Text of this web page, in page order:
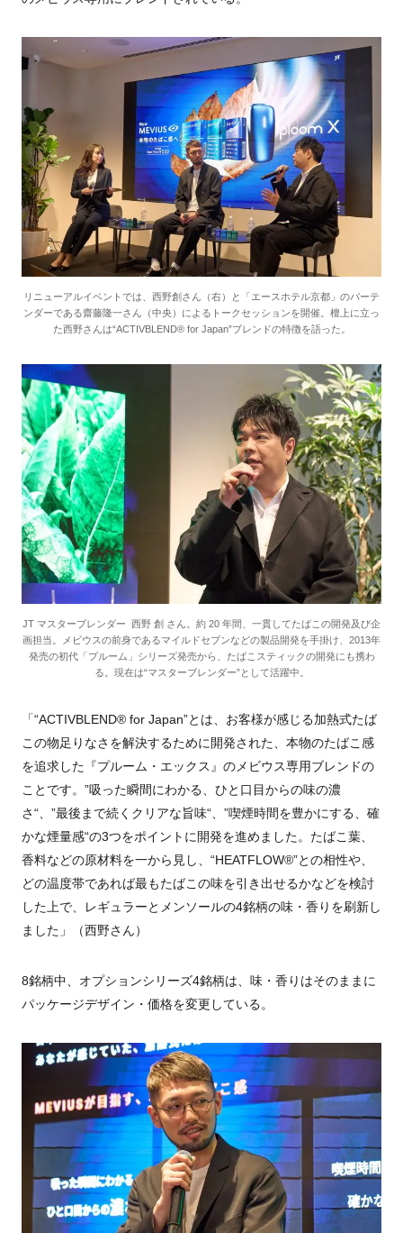
リニューアルイベントでは、西野創さん（右）と「エースホテル京都」のバーテ
ンダーである齋藤隆一さん（中央）によるトークセッションを開催。檀上に立っ
た西野さんは“ACTIVBLEND® for Japan”ブレンドの特徴を語った。
JT マスターブレンダー 西野 創 さん。約 20 年間、一貫してたばこの開発及び企
画担当。メビウスの前身であるマイルドセブンなどの製品開発を手掛け、2013年
発売の初代「プルーム」シリーズ発売から、たばこスティックの開発にも携わ
る。現在は“マスターブレンダー”として活躍中。
「“ACTIVBLEND® for Japan”とは、お客様が感じる加熱式たば
この物足りなさを解決するために開発された、本物のたばこ感
を追求した『プルーム・エックス』のメビウス専用ブレンドの
ことです。”吸った瞬間にわかる、ひと口目からの味の濃
さ“、”最後まで続くクリアな旨味“、”喫煙時間を豊かにする、確
かな煙量感“の3つをポイントに開発を進めました。たばこ葉、
香料などの原材料を一から見し、“HEATFLOW®”との相性や、
どの温度帯であれば最もたばこの味を引き出せるかなどを検討
した上で、レギュラーとメンソールの4銘柄の味・香りを刷新し
ました」（西野さん）
8銘柄中、オプションシリーズ4銘柄は、味・香りはそのままに
パッケージデザイン・価格を変更している。